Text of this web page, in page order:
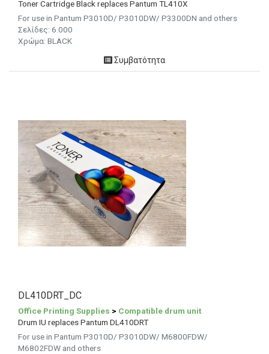
Toner Cartridge Black replaces Pantum TL410X
For use in Pantum P3010D/ P3010DW/ P3300DN and others
Σελίδες: 6.000
Χρώμα: BLACK
Συμβατότητα
DL410DRT_DC
Office Printing Supplies > Compatible drum unit
Drum IU replaces Pantum DL410DRT
For use in Pantum P3010D/ P3010DW/ M6800FDW/
M6802FDW and others